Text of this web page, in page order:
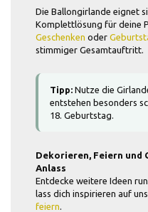
Die Ballongirlande eignet
Komplettlösung für deine
Geschenken oder
stimmiger Gesamtauftritt.
Tipp: Nutze die
entstehen besonders
18. Geburtstag.
Dekorieren, Feiern und
Anlass
Entdecke weitere Ideen
lass dich inspirieren auf
feiern.